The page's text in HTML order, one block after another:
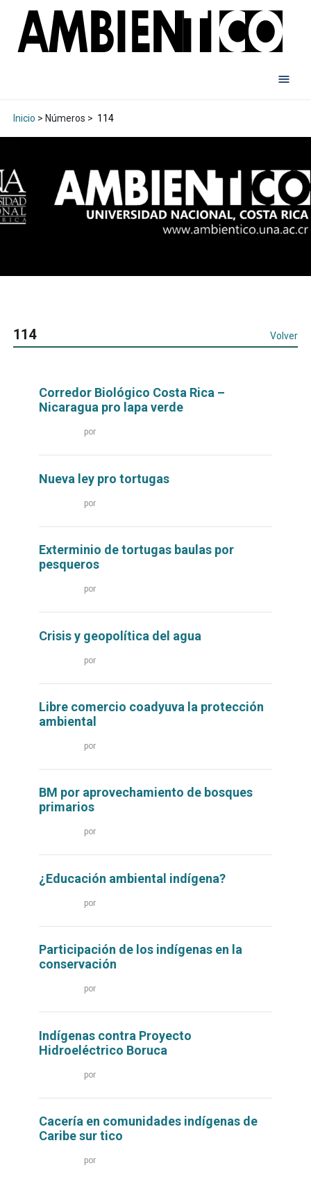
Inicio > Números > 114
114 Volver
Corredor Biológico Costa Rica –
Nicaragua pro lapa verde
por
Nueva ley pro tortugas
por
Exterminio de tortugas baulas por
pesqueros
por
Crisis y geopolítica del agua
por
Libre comercio coadyuva la protección
ambiental
por
BM por aprovechamiento de bosques
primarios
por
¿Educación ambiental indígena?
por
Participación de los indígenas en la
conservación
por
Indígenas contra Proyecto
Hidroeléctrico Boruca
por
Cacería en comunidades indígenas de
Caribe sur tico
por